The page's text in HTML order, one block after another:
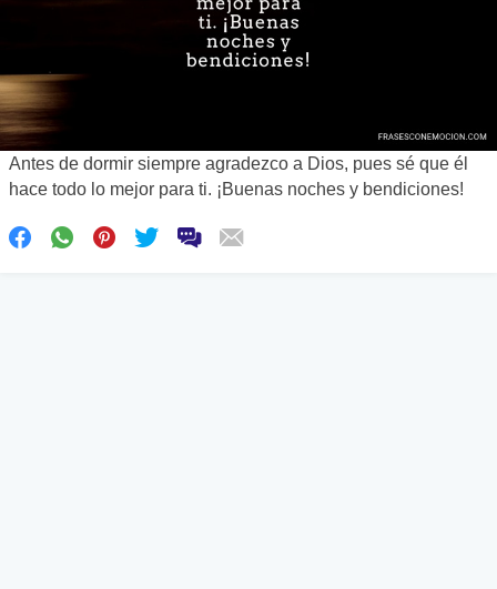
Antes de dormir siempre agradezco a Dios, pues sé que él
hace todo lo mejor para ti. ¡Buenas noches y bendiciones!